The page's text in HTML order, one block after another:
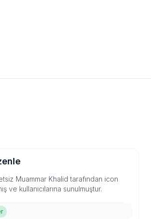
Muammar Khalid tarafından icon
ve kullanıcılarına sunulmuştur.